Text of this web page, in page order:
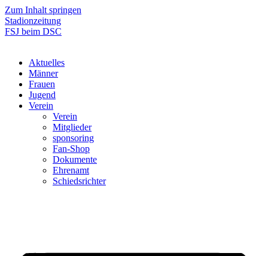
Zum Inhalt springen
Stadionzeitung
FSJ beim DSC
Aktuelles
Männer
Frauen
Jugend
Verein
Verein
Mitglieder
sponsoring
Fan-Shop
Dokumente
Ehrenamt
Schiedsrichter